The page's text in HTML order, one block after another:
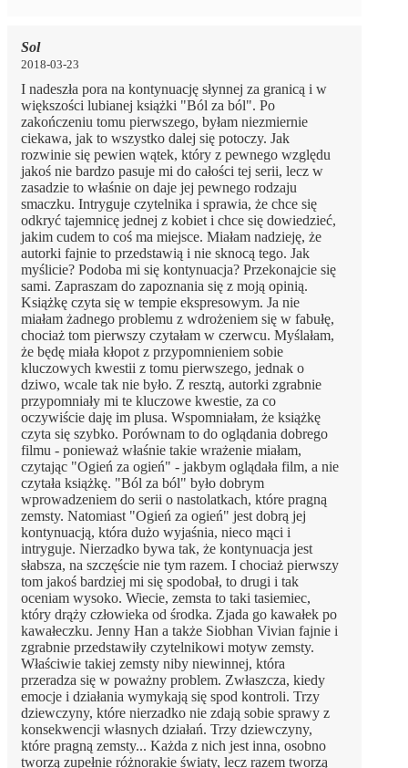
Sol
2018-03-23
I nadeszła pora na kontynuację słynnej za granicą i w
większości lubianej książki "Ból za ból". Po
zakończeniu tomu pierwszego, byłam niezmiernie
ciekawa, jak to wszystko dalej się potoczy. Jak
rozwinie się pewien wątek, który z pewnego względu
jakoś nie bardzo pasuje mi do całości tej serii, lecz w
zasadzie to właśnie on daje jej pewnego rodzaju
smaczku. Intryguje czytelnika i sprawia, że chce się
odkryć tajemnicę jednej z kobiet i chce się dowiedzieć,
jakim cudem to coś ma miejsce. Miałam nadzieję, że
autorki fajnie to przedstawią i nie sknocą tego. Jak
myślicie? Podoba mi się kontynuacja? Przekonajcie się
sami. Zapraszam do zapoznania się z moją opinią.
Książkę czyta się w tempie ekspresowym. Ja nie
miałam żadnego problemu z wdrożeniem się w fabułę,
chociaż tom pierwszy czytałam w czerwcu. Myślałam,
że będę miała kłopot z przypomnieniem sobie
kluczowych kwestii z tomu pierwszego, jednak o
dziwo, wcale tak nie było. Z resztą, autorki zgrabnie
przypomniały mi te kluczowe kwestie, za co
oczywiście daję im plusa. Wspomniałam, że książkę
czyta się szybko. Porównam to do oglądania dobrego
filmu - ponieważ właśnie takie wrażenie miałam,
czytając "Ogień za ogień" - jakbym oglądała film, a nie
czytała książkę. "Ból za ból" było dobrym
wprowadzeniem do serii o nastolatkach, które pragną
zemsty. Natomiast "Ogień za ogień" jest dobrą jej
kontynuacją, która dużo wyjaśnia, nieco mąci i
intryguje. Nierzadko bywa tak, że kontynuacja jest
słabsza, na szczęście nie tym razem. I chociaż pierwszy
tom jakoś bardziej mi się spodobał, to drugi i tak
oceniam wysoko. Wiecie, zemsta to taki tasiemiec,
który drąży człowieka od środka. Zjada go kawałek po
kawałeczku. Jenny Han a także Siobhan Vivian fajnie i
zgrabnie przedstawiły czytelnikowi motyw zemsty.
Właściwie takiej zemsty niby niewinnej, która
przeradza się w poważny problem. Zwłaszcza, kiedy
emocje i działania wymykają się spod kontroli. Trzy
dziewczyny, które nierzadko nie zdają sobie sprawy z
konsekwencji własnych działań. Trzy dziewczyny,
które pragną zemsty... Każda z nich jest inna, osobno
tworzą zupełnie różnorakie światy, lecz razem tworzą